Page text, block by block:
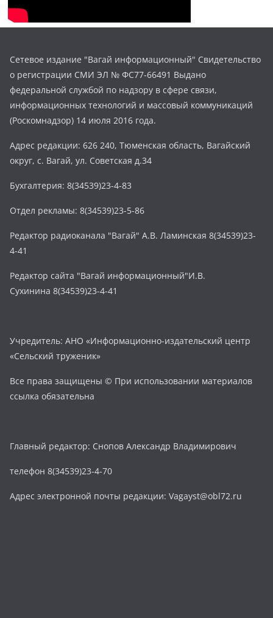
Сетевое издание "Вагай информационный" Свидетельство
о регистрации СМИ ЭЛ № ФС77-66491 Выдано
федеральной службой по надзору в сфере связи,
информационных технологий и массовый коммуникаций
(Роскомнадзор) 14 июля 2016 года.
Адрес редакции: 626 240, Тюменская область, Вагайский
округ, с. Вагай, ул. Советская д.34
Бухгалтерия: 8(34539)23-4-83
Отдел рекламы: 8(34539)23-5-86
Редактор радиоканала "Вагай" А.В. Ламинская 8(34539)23-
4-41
Редактор сайта "Вагай информационный"И.В.
Сухинина 8(34539)23-4-41
Учредитель: АНО «Информационно-издательский центр
«Сельский труженик»
Все права защищены © При использовании материалов
ссылка обязательна
Главный редактор: Снопов Александр Владимирович
телефон 8(34539)23-4-70
Адрес электронной почты редакции: Vagayst@obl72.ru